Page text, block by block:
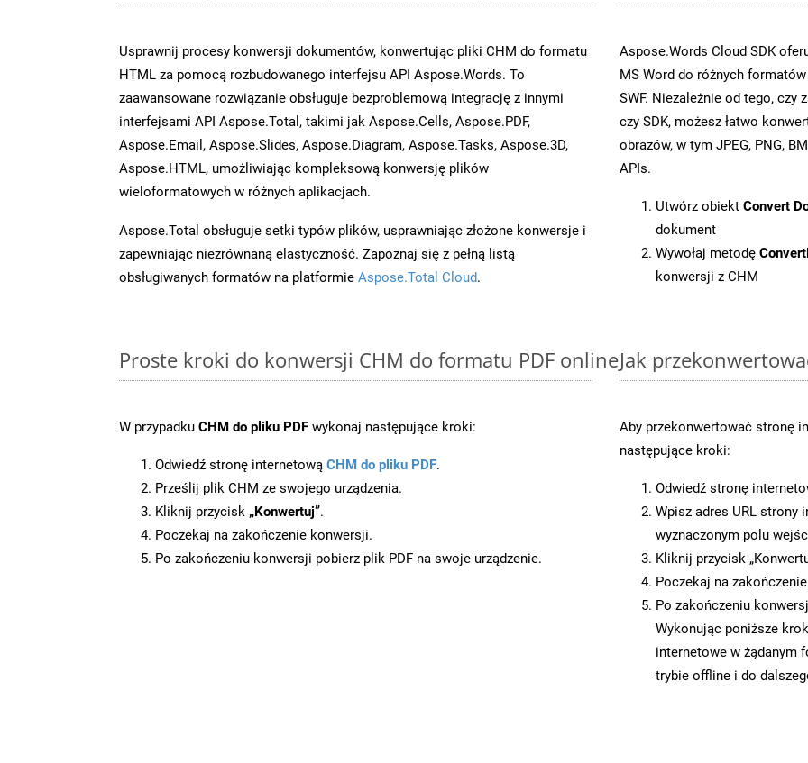
Usprawnij procesy konwersji dokumentów, konwertując pliki CHM do formatu
HTML za pomocą rozbudowanego interfejsu API Aspose.Words. To
zaawansowane rozwiązanie obsługuje bezproblemową integrację z innymi
interfejsami API Aspose.Total, takimi jak Aspose.Cells, Aspose.PDF,
Aspose.Email, Aspose.Slides, Aspose.Diagram, Aspose.Tasks, Aspose.3D,
Aspose.HTML, umożliwiając kompleksową konwersję plików
wieloformatowych w różnych aplikacjach.
Aspose.Total obsługuje setki typów plików, usprawniając złożone konwersje i
zapewniając niezrównaną elastyczność. Zapoznaj się z pełną listą
obsługiwanych formatów na platformie Aspose.Total Cloud.
Aspose.Words Cloud SDK
MS Word do różnych
SWF. Niezależnie od tego, czy
czy SDK, możesz łatwo
obrazów, w tym JPEG, PNG,
APIs.
Utwórz obiekt Convert
dokument
Wywołaj metodę
konwersji z CHM
Proste kroki do konwersji CHM do formatu PDF online
W przypadku CHM do pliku PDF wykonaj następujące kroki:
Odwiedź stronę internetową CHM do pliku PDF.
Prześlij plik CHM ze swojego urządzenia.
Kliknij przycisk „Konwertuj”.
Poczekaj na zakończenie konwersji.
Po zakończeniu konwersji pobierz plik PDF na swoje urządzenie.
Jak
Aby przekonwertować stronę
następujące kroki:
Odwiedź stronę
Wpisz adres URL strony
wyznaczonym polu
Kliknij przycisk
Poczekaj na
Po zakończeniu
Wykonując poniższe
internetowe w żądanym
trybie offline i do